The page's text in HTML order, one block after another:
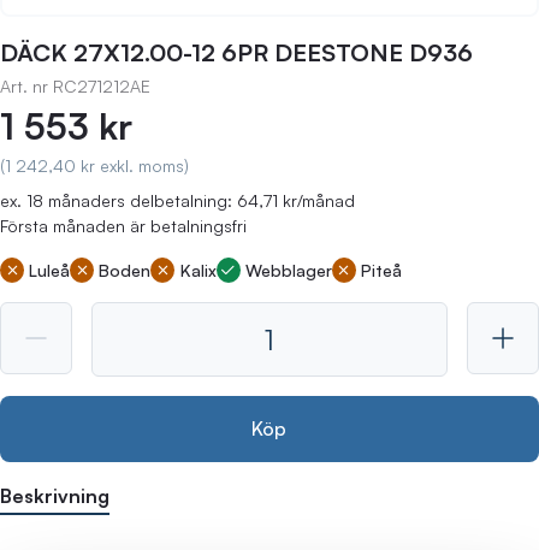
DÄCK 27X12.00-12 6PR DEESTONE D936
Art. nr RC271212AE
1 553 kr
(1 242,40 kr exkl. moms)
ex. 18 månaders delbetalning: 64,71 kr/månad
Första månaden är betalningsfri
Luleå Boden Kalix Webblager Piteå
Köp
Beskrivning